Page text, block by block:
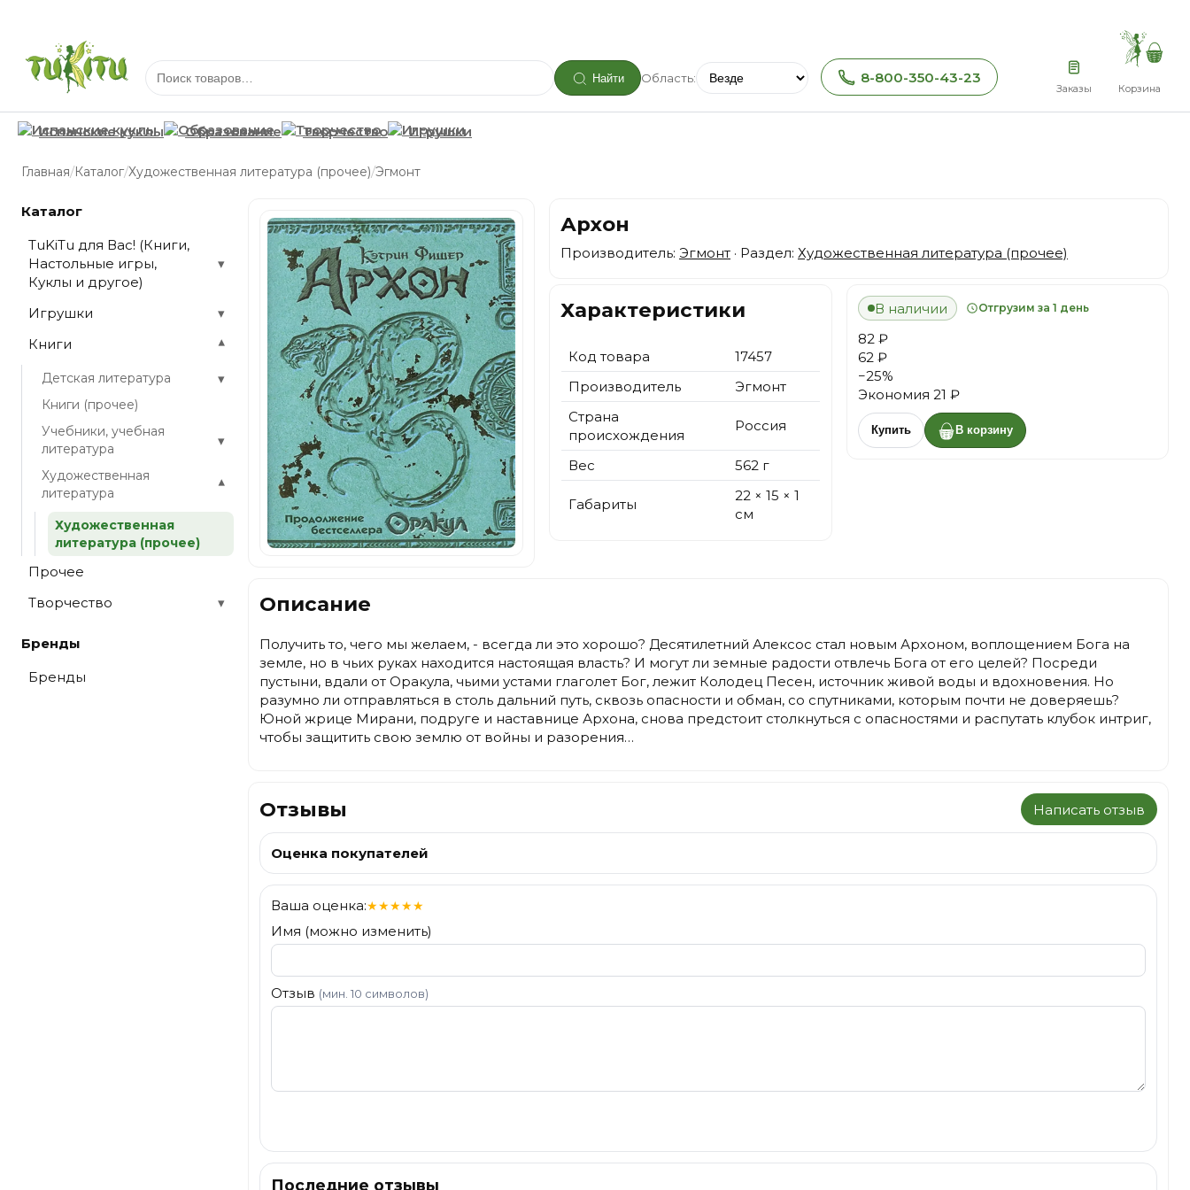
Найти Область: 8-800-350-43-23
Заказы Корзина
Испанские куклы Образование Творчество Игрушки
Главная/Каталог/Художественная литература (прочее)/Эгмонт
Каталог
TuKiTu для Вас! (Книги,
Настольные игры,
Куклы и другое)
▾
Игрушки
▾
Книги
▾
Детская литература ▾
Книги (прочее)
Учебники, учебная
литература
▾
Художественная
литература
▾
Художественная
литература (прочее)
Прочее
Творчество
▾
Бренды
Бренды
Архон
Производитель: Эгмонт · Раздел: Художественная литература (прочее)
Характеристики
Код товара
17457
Производитель
Эгмонт
Страна
происхождения
Россия
Вес 562 г
Габариты
22 × 15 × 1
см
В наличии Отгрузим за 1 день
82 ₽
62 ₽
−25%
Экономия 21 ₽
Купить В корзину
Описание
Получить то, чего мы желаем, - всегда ли это хорошо? Десятилетний Алексос стал новым Архоном, воплощением Бога на
земле, но в чьих руках находится настоящая власть? И могут ли земные радости отвлечь Бога от его целей? Посреди
пустыни, вдали от Оракула, чьими устами глаголет Бог, лежит Колодец Песен, источник живой воды и вдохновения. Но
разумно ли отправляться в столь дальний путь, сквозь опасности и обман, со спутниками, которым почти не доверяешь?
Юной жрице Мирани, подруге и наставнице Архона, снова предстоит столкнуться с опасностями и распутать клубок интриг,
чтобы защитить свою землю от войны и разорения…
Отзывы Написать отзыв
Оценка покупателей
Ваша оценка:★★★★★
Имя (можно изменить)
Отзыв (мин. 10 символов)
Последние отзывы